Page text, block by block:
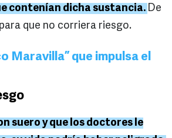
contenían dicha sustancia. De
que no corriera riesgo.
Maravilla” que impulsa el
suero y que los doctores le